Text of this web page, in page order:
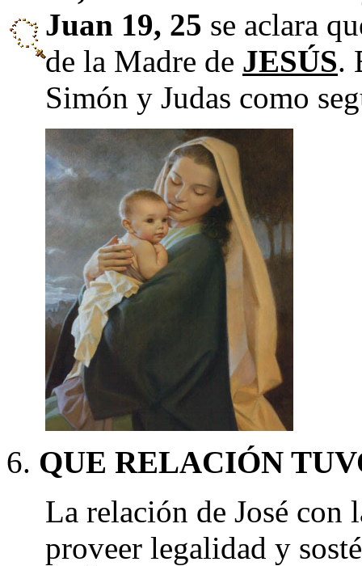
Juan 19, 25 se aclara
de la Madre de JESÚS.
Simón y Judas como
QUE RELACIÓN
La relación de José con
proveer legalidad y